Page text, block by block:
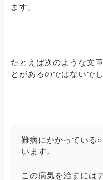
ます。
たとえば次のような文
とがあるのではないでし
難病にかかっている
います。
この病気を治すには